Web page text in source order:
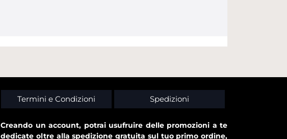
Termini e Condizioni Spedizioni
Creando un account, potrai usufruire delle promozioni a te
dedicate oltre alla spedizione gratuita sul tuo primo ordine,